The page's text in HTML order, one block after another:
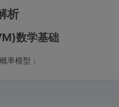
析
数学基础
率模型：